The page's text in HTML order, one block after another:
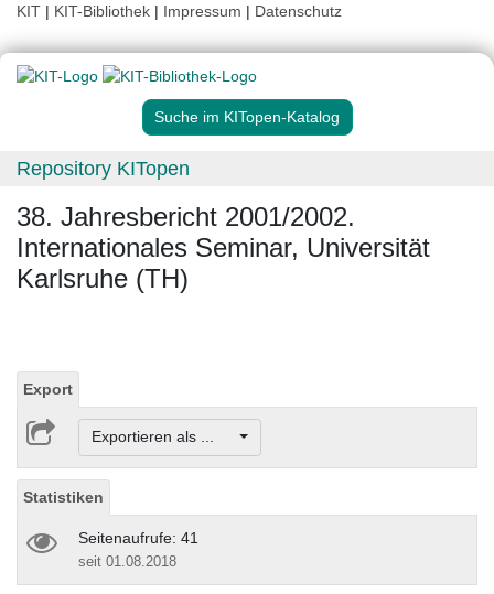
KIT | KIT-Bibliothek | Impressum | Datenschutz
Suche im KITopen-Katalog
Repository KITopen
38. Jahresbericht 2001/2002.
Internationales Seminar, Universität
Karlsruhe (TH)
Export
Exportieren als ...
Statistiken
Seitenaufrufe: 41
seit 01.08.2018